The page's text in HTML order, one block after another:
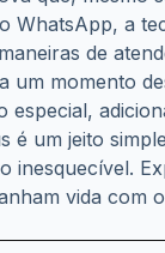
WhatsApp, a
de
um momento
especial,
é um jeito
inesquecível.
vida com